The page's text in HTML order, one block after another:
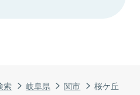
索 岐阜県 関市 桜ケ丘